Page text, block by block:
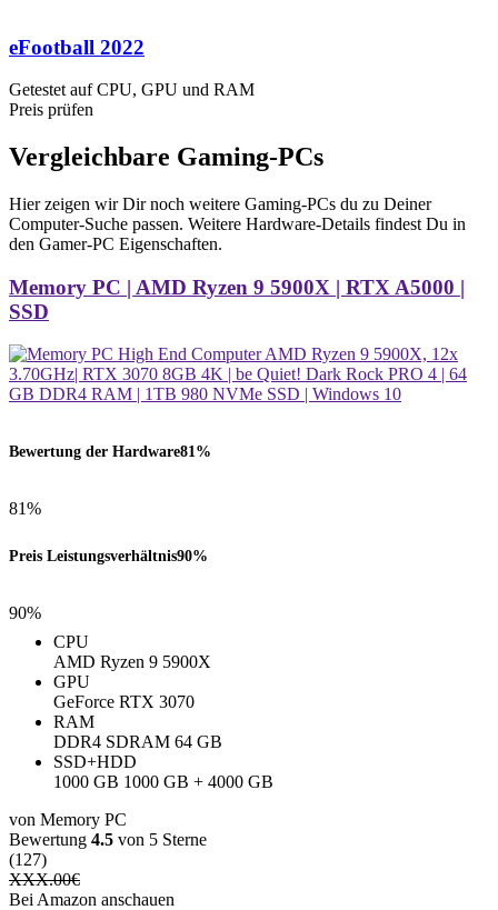
eFootball 2022
Getestet auf CPU, GPU und RAM
Preis prüfen
Vergleichbare Gaming-PCs
Hier zeigen wir Dir noch weitere Gaming-PCs du zu Deiner
Computer-Suche passen. Weitere Hardware-Details findest Du in
den Gamer-PC Eigenschaften.
Memory PC | AMD Ryzen 9 5900X | RTX A5000 |
SSD
Bewertung der Hardware81%
81%
Preis Leistungsverhältnis90%
90%
CPU
AMD Ryzen 9 5900X
GPU
GeForce RTX 3070
RAM
‎DDR4 SDRAM ‎64 GB
SSD+HDD
1000 GB 1000 GB + 4000 GB
von Memory PC
Bewertung 4.5 von 5 Sterne
(127)
XXX.00€
Bei Amazon anschauen